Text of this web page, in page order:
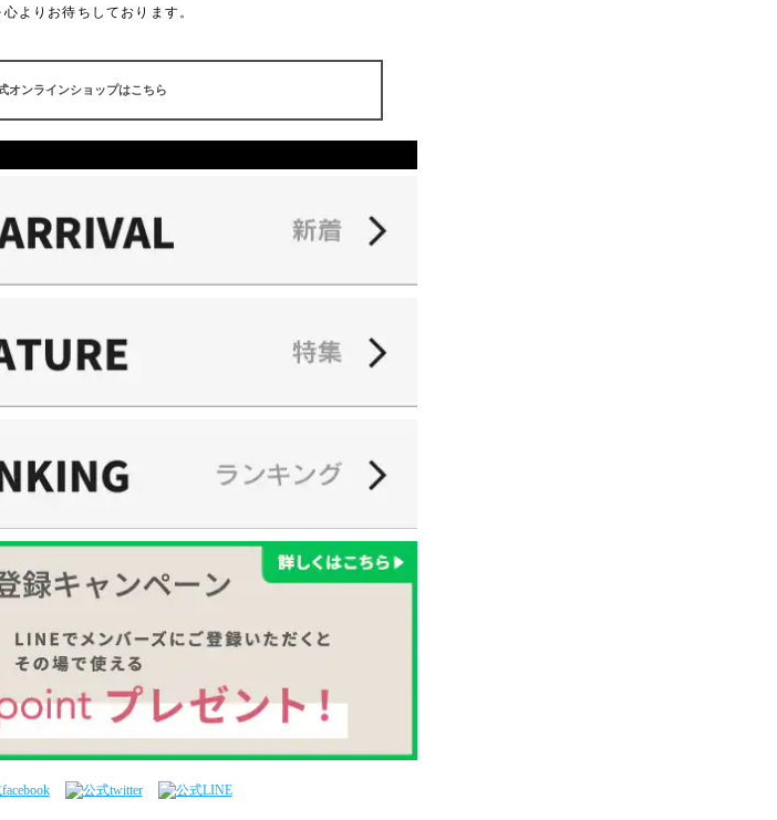
よりお待ちしております。
オンラインショップはこちら